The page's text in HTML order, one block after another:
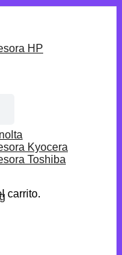
carrito.
HP
Kyocera
Toshiba